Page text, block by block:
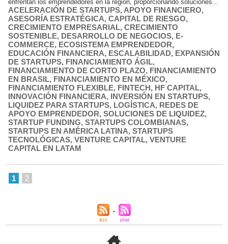
enfrentan los emprendedores en la región, proporcionando soluciones...
ACELERACIÓN DE STARTUPS, APOYO FINANCIERO,
ASESORÍA ESTRATÉGICA, CAPITAL DE RIESGO,
CRECIMIENTO EMPRESARIAL, CRECIMIENTO
SOSTENIBLE, DESARROLLO DE NEGOCIOS, E-
COMMERCE, ECOSISTEMA EMPRENDEDOR,
EDUCACIÓN FINANCIERA, ESCALABILIDAD, EXPANSIÓN
DE STARTUPS, FINANCIAMIENTO ÁGIL,
FINANCIAMIENTO DE CORTO PLAZO, FINANCIAMIENTO
EN BRASIL, FINANCIAMIENTO EN MÉXICO,
FINANCIAMIENTO FLEXIBLE, FINTECH, HF CAPITAL,
INNOVACIÓN FINANCIERA, INVERSIÓN EN STARTUPS,
LIQUIDEZ PARA STARTUPS, LOGÍSTICA, REDES DE
APOYO EMPRENDEDOR, SOLUCIONES DE LIQUIDEZ,
STARTUP FUNDING, STARTUPS COLOMBIANAS,
STARTUPS EN AMÉRICA LATINA, STARTUPS
TECNOLÓGICAS, VENTURE CAPITAL, VENTURE
CAPITAL EN LATAM
1 2